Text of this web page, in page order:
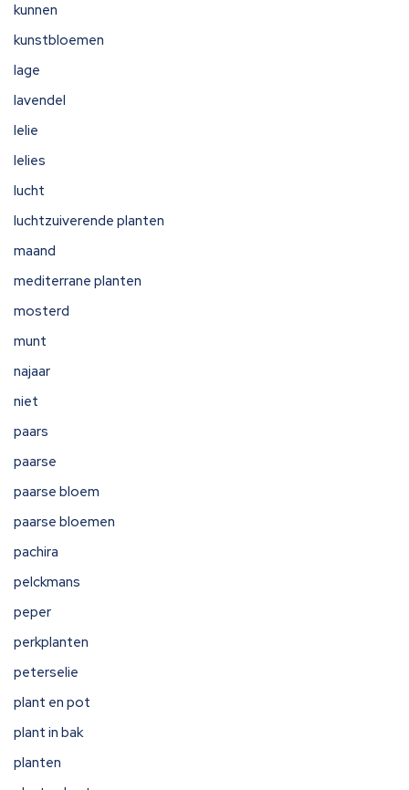
kunnen
kunstbloemen
lage
lavendel
lelie
lelies
lucht
luchtzuiverende planten
maand
mediterrane planten
mosterd
munt
najaar
niet
paars
paarse
paarse bloem
paarse bloemen
pachira
pelckmans
peper
perkplanten
peterselie
plant en pot
plant in bak
planten